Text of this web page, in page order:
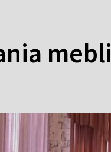
mebli